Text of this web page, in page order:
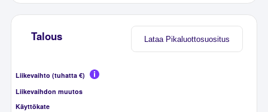
Lataa Pikaluottosuositus
Talous
Liikevaihto (tuhatta €)
Liikevaihdon muutos
Käyttökate